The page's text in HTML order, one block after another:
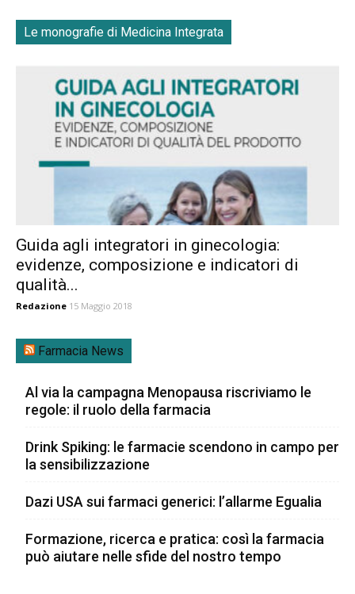
Le monografie di Medicina Integrata
Guida agli integratori in ginecologia:
evidenze, composizione e indicatori di
qualità...
Redazione 15 Maggio 2018
Farmacia News
Al via la campagna Menopausa riscriviamo le
regole: il ruolo della farmacia
Drink Spiking: le farmacie scendono in campo per
la sensibilizzazione
Dazi USA sui farmaci generici: l’allarme Egualia
Formazione, ricerca e pratica: così la farmacia
può aiutare nelle sfide del nostro tempo